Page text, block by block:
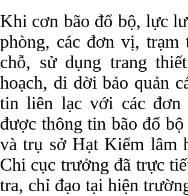
Khi cơn bão đổ bộ, lực
phòng, các đơn vị, trạm
chỗ, sử dụng trang
hoạch, di dời bảo quản
tin liên lạc với các đơn
được thông tin bão đổ
và trụ sở Hạt Kiểm lâm
Chi cục trưởng đã trực
tra, chỉ đạo tại hiện